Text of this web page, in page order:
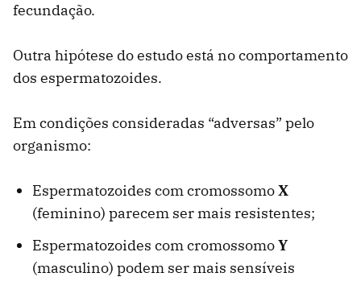
fecundação.
Outra hipótese do estudo está no comportamento
dos espermatozoides.
Em condições consideradas “adversas” pelo
organismo:
Espermatozoides com cromossomoX
(feminino) parecem ser mais resistentes;
Espermatozoides com cromossomoY
(masculino) podem ser mais sensíveis